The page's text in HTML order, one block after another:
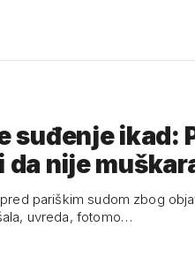
suđenje ikad:
da nije
pariškim sudom zbog
uvreda, fotomo…